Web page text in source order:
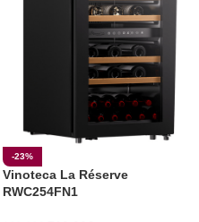
-23%
Vinoteca La Réserve
RWC254FN1